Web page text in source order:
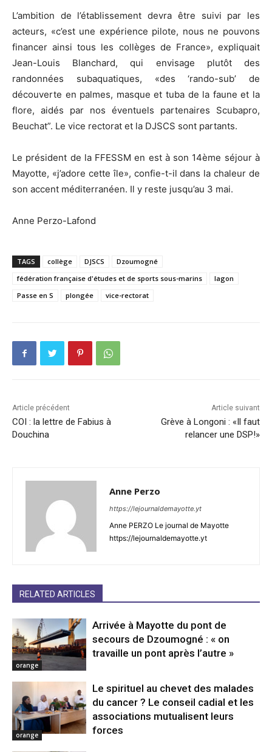
L’ambition de l’établissement devra être suivi par les
acteurs, «c’est une expérience pilote, nous ne pouvons
financer ainsi tous les collèges de France», expliquait
Jean-Louis Blanchard, qui envisage plutôt des
randonnées subaquatiques, «des ‘rando-sub’ de
découverte en palmes, masque et tuba de la faune et la
flore, aidés par nos éventuels partenaires Scubapro,
Beuchat”. Le vice rectorat et la DJSCS sont partants.
Le président de la FFESSM en est à son 14ème séjour à
Mayotte, «j’adore cette île», confie-t-il dans la chaleur de
son accent méditerranéen. Il y reste jusqu’au 3 mai.
Anne Perzo-Lafond
TAGS collège DJSCS
Dzoumogné
fédération française d'études et de sports sous-marins
lagon
Passe en S
plongée vice-rectorat
Article précédent
COI : la lettre de Fabius à
Douchina
Article suivant
Grève à Longoni : «Il faut
relancer une DSP!»
Anne Perzo
https://lejournaldemayotte.yt
Anne PERZO Le journal de Mayotte
https://lejournaldemayotte.yt
RELATED ARTICLES
orange
Arrivée à Mayotte du pont de
secours de Dzoumogné : « on
travaille un pont après l’autre »
orange
Le spirituel au chevet des malades
du cancer ? Le conseil cadial et les
associations mutualisent leurs
forces